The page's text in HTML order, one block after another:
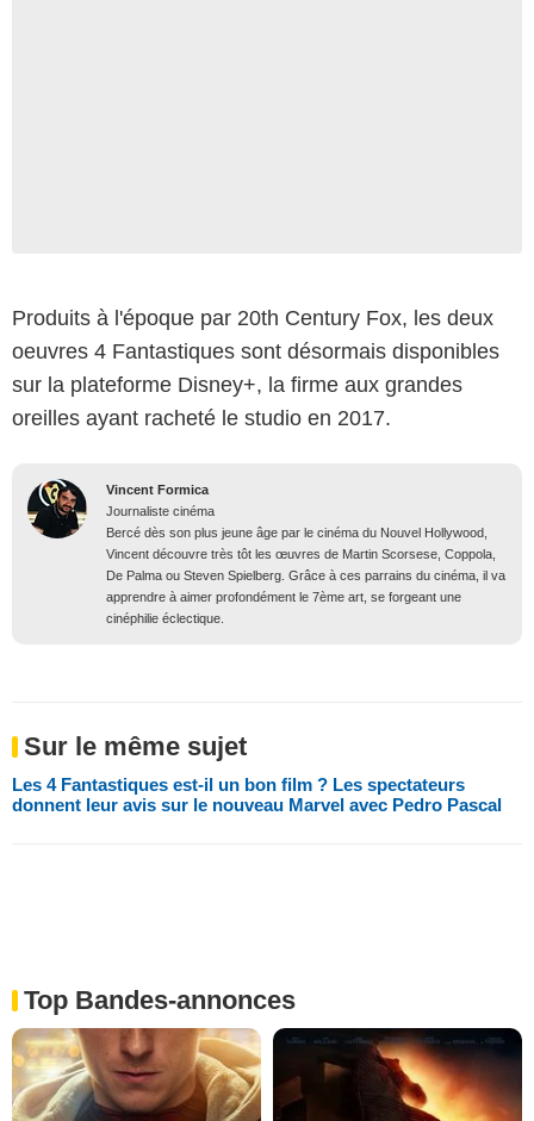
Produits à l'époque par 20th Century Fox, les deux
oeuvres 4 Fantastiques sont désormais disponibles
sur la plateforme Disney+, la firme aux grandes
oreilles ayant racheté le studio en 2017.
Vincent Formica
Journaliste cinéma
Bercé dès son plus jeune âge par le cinéma du Nouvel Hollywood,
Vincent découvre très tôt les œuvres de Martin Scorsese, Coppola,
De Palma ou Steven Spielberg. Grâce à ces parrains du cinéma, il va
apprendre à aimer profondément le 7ème art, se forgeant une
cinéphilie éclectique.
Sur le même sujet
Les 4 Fantastiques est-il un bon film ? Les spectateurs
donnent leur avis sur le nouveau Marvel avec Pedro Pascal
Top Bandes-annonces